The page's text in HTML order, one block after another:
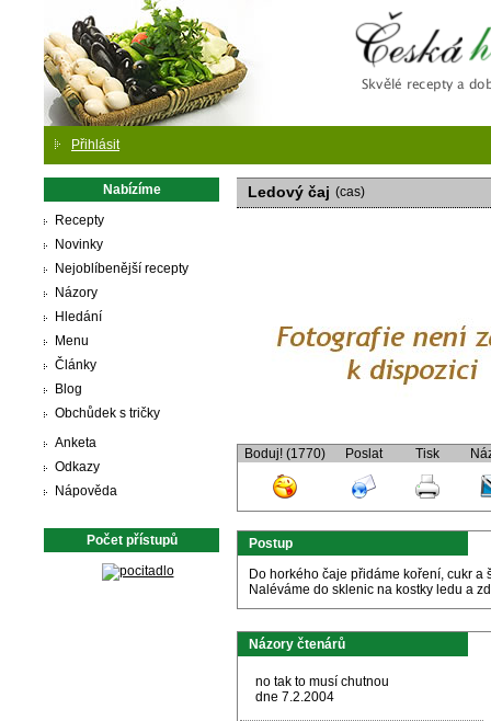
Přihlásit
Nabízíme
Recepty
Novinky
Nejoblíbenější recepty
Názory
Hledání
Menu
Články
Blog
Obchůdek s tričky
Anketa
Odkazy
Nápověda
Počet přístupů
Ledový čaj (cas)
Boduj! (1770) Poslat Tisk
Postup
Do horkého čaje přidáme koření, cukr
Naléváme do sklenic na kostky ledu a
Názory čtenárů
no tak to musí chutnou
dne 7.2.2004